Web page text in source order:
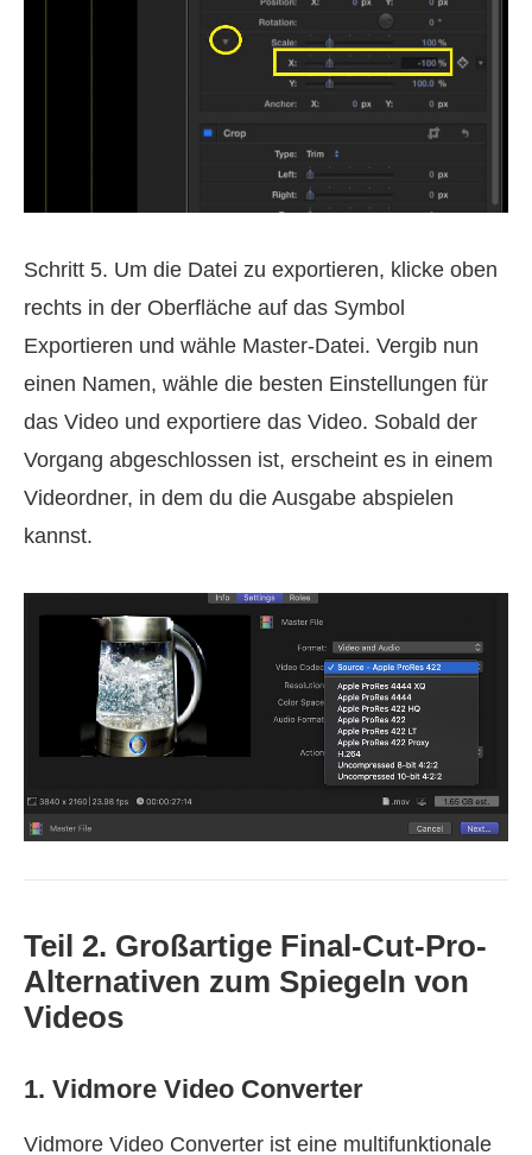
Schritt 5. Um die Datei zu exportieren, klicke oben
rechts in der Oberfläche auf das Symbol
Exportieren und wähle Master-Datei. Vergib nun
einen Namen, wähle die besten Einstellungen für
das Video und exportiere das Video. Sobald der
Vorgang abgeschlossen ist, erscheint es in einem
Videordner, in dem du die Ausgabe abspielen
kannst.
Teil 2. Großartige Final-Cut-Pro-
Alternativen zum Spiegeln von
Videos
1. Vidmore Video Converter
Vidmore Video Converter ist eine multifunktionale